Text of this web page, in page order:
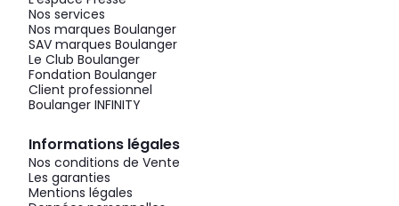
Nos services
Nos marques Boulanger
SAV marques Boulanger
Le Club Boulanger
Fondation Boulanger
Client professionnel
Boulanger INFINITY
Informations légales
Nos conditions de Vente
Les garanties
Mentions légales